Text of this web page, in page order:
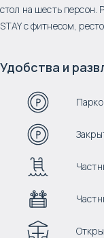
стол на шесть персон.
STAY с фитнесом,
Удобства и